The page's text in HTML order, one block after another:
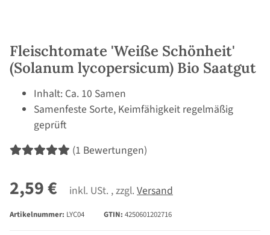
Fleischtomate 'Weiße Schönheit'
(Solanum lycopersicum) Bio Saatgut
Inhalt: Ca. 10 Samen
Samenfeste Sorte, Keimfähigkeit regelmäßig
geprüft
(1 Bewertungen)
2,59 € inkl. USt. , zzgl. Versand
Artikelnummer: LYC04 GTIN: 4250601202716